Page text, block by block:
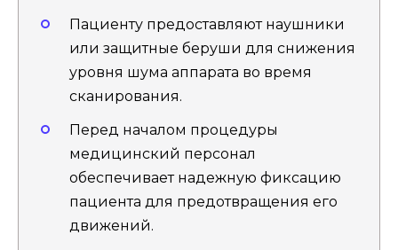
Пациенту предоставляют наушники
или защитные беруши для снижения
уровня шума аппарата во время
сканирования.
Перед началом процедуры
медицинский персонал
обеспечивает надежную фиксацию
пациента для предотвращения его
движений.